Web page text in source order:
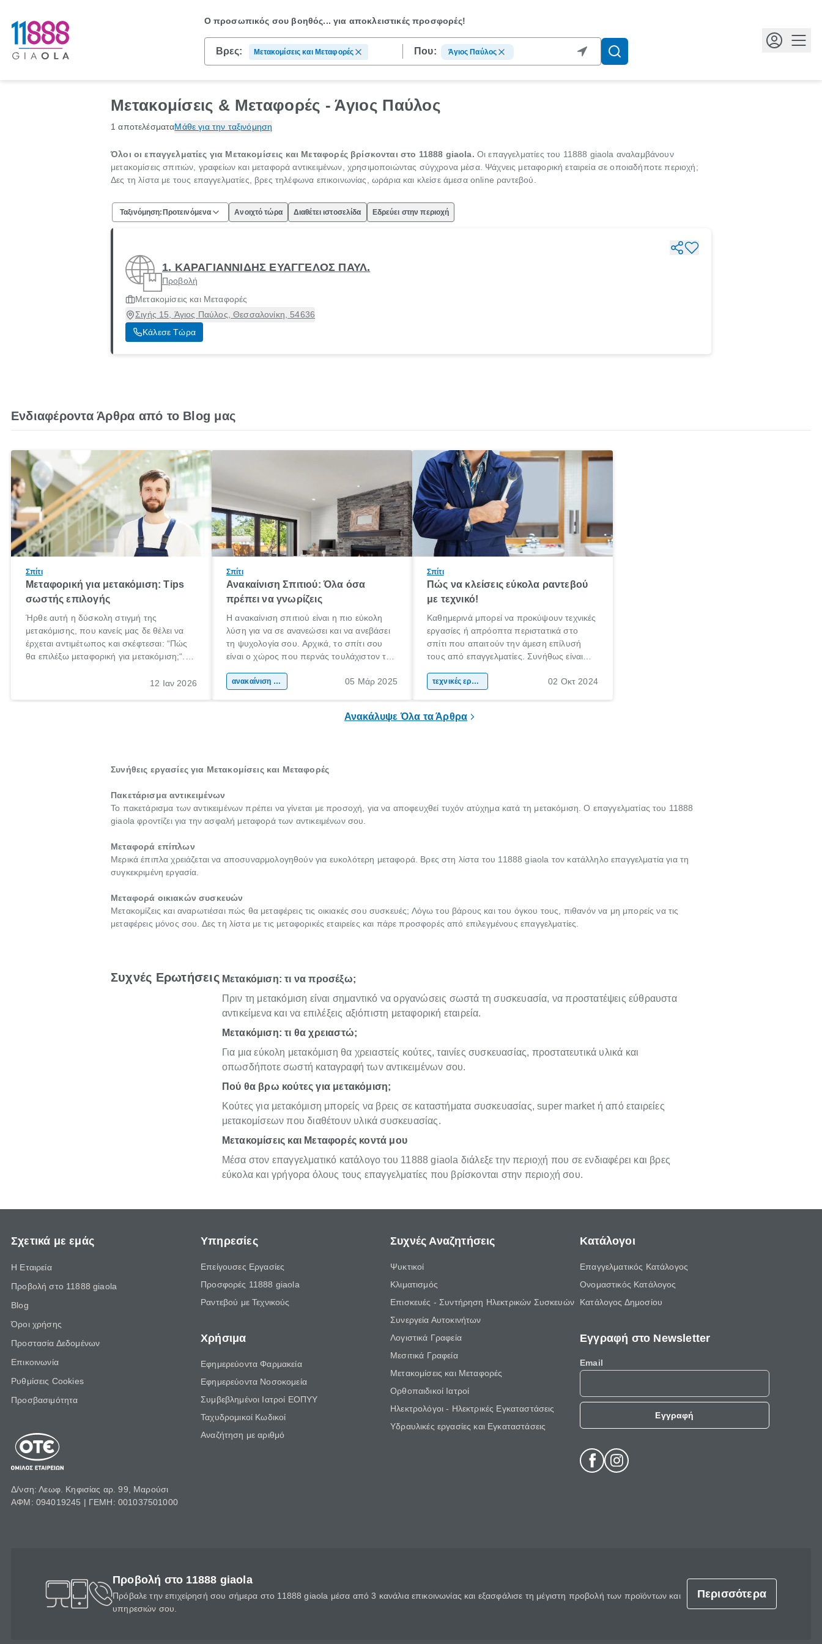
Ο προσωπικός σου βοηθός...για αποκλειστικές προσφορές!
Βρες: Μετακομίσεις και Μεταφορές Που: Άγιος Παύλος
Μετακομίσεις & Μεταφορές - Άγιος Παύλος
1 αποτελέσματαΜάθε για την ταξινόμηση
Όλοι οι επαγγελματίες για Μετακομίσεις και Μεταφορές βρίσκονται στο 11888 giaola. Οι επαγγελματίες του 11888 giaola αναλαμβάνουν
μετακομίσεις σπιτιών, γραφείων και μεταφορά αντικειμένων, χρησιμοποιώντας σύγχρονα μέσα. Ψάχνεις μεταφορική εταιρεία σε οποιαδήποτε περιοχή;
Δες τη λίστα με τους επαγγελματίες, βρες τηλέφωνα επικοινωνίας, ωράρια και κλείσε άμεσα online ραντεβού.
Ταξινόμηση: Προτεινόμενα Ανοιχτό τώρα Διαθέτει ιστοσελίδα Εδρεύει στην περιοχή
1. ΚΑΡΑΓΙΑΝΝΙΔΗΣ ΕΥΑΓΓΕΛΟΣ ΠΑΥΛ.
Προβολή
Μετακομίσεις και Μεταφορές
Σιγής 15, Άγιος Παύλος, Θεσσαλονίκη, 54636
Κάλεσε Τώρα
Ενδιαφέροντα Άρθρα από το Blog μας
Σπίτι
Μεταφορική για μετακόμιση: Tips
σωστής επιλογής
Ήρθε αυτή η δύσκολη στιγμή της
μετακόμισης, που κανείς μας δε θέλει να
έρχεται αντιμέτωπος και σκέφτεσαι: “Πώς
θα επιλέξω μεταφορική για μετακόμιση;“.
ξεκινάς τις απαραίτητες ετοιμασίες,12 Ιαν 2026
Σπίτι
Ανακαίνιση Σπιτιού: Όλα όσα
πρέπει να γνωρίζεις
Η ανακαίνιση σπιτιού είναι η πιο εύκολη
λύση για να σε ανανεώσει και να ανεβάσει
τη ψυχολογία σου. Αρχικά, το σπίτι σου
είναι ο χώρος που περνάς τουλάχιστον το
Επομένως, θα πρέπει να είναι ένας χώρος
ανακαίνιση σπιτιού 05 Μάρ 2025
Σπίτι
Πώς να κλείσεις εύκολα ραντεβού
με τεχνικό!
Καθημερινά μπορεί να προκύψουν τεχνικές
εργασίες ή απρόοπτα περιστατικά στο
σπίτι που απαιτούν την άμεση επίλυσή
τους από επαγγελματίες. Συνήθως είναι
να τις επιδιορθώσεις μόνος σου, τις
έναν πιστοποιημένο τεχνικό.
τεχνικές εργασίες 02 Οκτ 2024
Ανακάλυψε Όλα τα Άρθρα
Συνήθεις εργασίες για Μετακομίσεις και Μεταφορές
Πακετάρισμα αντικειμένων
Το πακετάρισμα των αντικειμένων πρέπει να γίνεται με προσοχή, για να αποφευχθεί τυχόν ατύχημα κατά τη μετακόμιση. Ο επαγγελματίας του 11888
giaola φροντίζει για την ασφαλή μεταφορά των αντικειμένων σου.
Μεταφορά επίπλων
Μερικά έπιπλα χρειάζεται να αποσυναρμολογηθούν για ευκολότερη μεταφορά. Βρες στη λίστα του 11888 giaola τον κατάλληλο επαγγελματία για τη
συγκεκριμένη εργασία.
Μεταφορά οικιακών συσκευών
Μετακομίζεις και αναρωτιέσαι πώς θα μεταφέρεις τις οικιακές σου συσκευές; Λόγω του βάρους και του όγκου τους, πιθανόν να μη μπορείς να τις
μεταφέρεις μόνος σου. Δες τη λίστα με τις μεταφορικές εταιρείες και πάρε προσφορές από επιλεγμένους επαγγελματίες.
Συχνές Ερωτήσεις Μετακόμιση: τι να προσέξω;
Πριν τη μετακόμιση είναι σημαντικό να οργανώσεις σωστά τη συσκευασία, να προστατέψεις εύθραυστα
αντικείμενα και να επιλέξεις αξιόπιστη μεταφορική εταιρεία.
Μετακόμιση: τι θα χρειαστώ;
Για μια εύκολη μετακόμιση θα χρειαστείς κούτες, ταινίες συσκευασίας, προστατευτικά υλικά και
οπωσδήποτε σωστή καταγραφή των αντικειμένων σου.
Πού θα βρω κούτες για μετακόμιση;
Κούτες για μετακόμιση μπορείς να βρεις σε καταστήματα συσκευασίας, super market ή από εταιρείες
μετακομίσεων που διαθέτουν υλικά συσκευασίας.
Μετακομίσεις και Μεταφορές κοντά μου
Μέσα στον επαγγελματικό κατάλογο του 11888 giaola διάλεξε την περιοχή που σε ενδιαφέρει και βρες
εύκολα και γρήγορα όλους τους επαγγελματίες που βρίσκονται στην περιοχή σου.
Σχετικά με εμάς
Η Εταιρεία
Προβολή στο 11888 giaola
Blog
Όροι χρήσης
Προστασία Δεδομένων
Επικοινωνία
Ρυθμίσεις Cookies
Προσβασιμότητα
Δ/νση: Λεωφ. Κηφισίας αρ. 99, Μαρούσι
ΑΦΜ: 094019245 | ΓΕΜΗ: 001037501000
Υπηρεσίες
Επείγουσες Εργασίες
Προσφορές 11888 giaola
Ραντεβού με Τεχνικούς
Χρήσιμα
Εφημερεύοντα Φαρμακεία
Εφημερεύοντα Νοσοκομεία
Συμβεβλημένοι Ιατροί ΕΟΠΥΥ
Ταχυδρομικοί Κωδικοί
Αναζήτηση με αριθμό
Συχνές Αναζητήσεις
Ψυκτικοί
Κλιματισμός
Επισκευές - Συντήρηση Ηλεκτρικών Συσκευών
Συνεργεία Αυτοκινήτων
Λογιστικά Γραφεία
Μεσιτικά Γραφεία
Μετακομίσεις και Μεταφορές
Ορθοπαιδικοί Ιατροί
Ηλεκτρολόγοι - Ηλεκτρικές Εγκαταστάσεις
Υδραυλικές εργασίες και Εγκαταστάσεις
Κατάλογοι
Επαγγελματικός Κατάλογος
Ονομαστικός Κατάλογος
Κατάλογος Δημοσίου
Εγγραφή στο Newsletter
Email
Εγγραφή
Προβολή στο 11888 giaola
Πρόβαλε την επιχείρησή σου σήμερα στο 11888 giaola μέσα από 3 κανάλια επικοινωνίας και εξασφάλισε τη μέγιστη προβολή των προϊόντων και
υπηρεσιών σου.
Περισσότερα